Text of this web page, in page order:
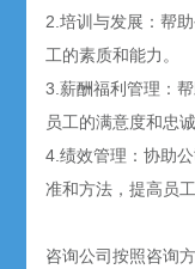
2.培训与发展：帮
工的素质和能力。
3.薪酬福利管理：
员工的满意度和忠诚
4.绩效管理：协助
准和方法，提高员
咨询公司按照咨询